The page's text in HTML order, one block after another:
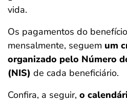
ferramentas
vida.
Os pagamentos do
mensalmente, seguem um
organizado pelo Número
(NIS) de cada beneficiário.
Confira, a seguir, o